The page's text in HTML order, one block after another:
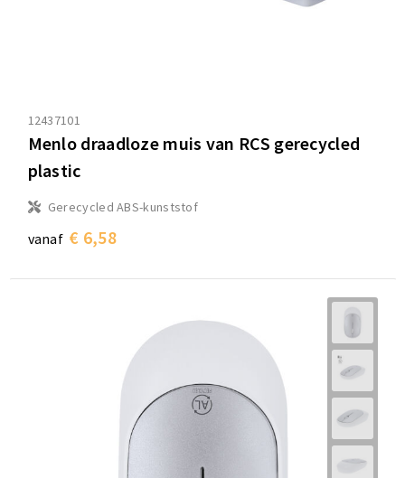
12437101
Menlo draadloze muis van RCS gerecycled
plastic
Gerecycled ABS-kunststof
vanaf € 6,58